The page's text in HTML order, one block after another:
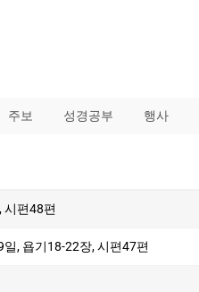
주보 성경공부 행사
시편48편
, 욥기18-22장, 시편47편